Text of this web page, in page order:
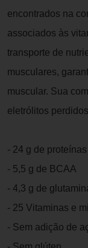
encontrados na
associados às
transporte de
musculares,
muscular. Sua
eletrólitos
- 24 g de
- 5,5 g de BCAA
- 4,3 g de
- 25 Vitaminas e
- Sem adição de